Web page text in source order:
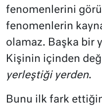
fenomenlerini
fenomenlerin
olamaz. Başka bir
Kişinin içinden
yerleştiği yerden.
Bunu ilk fark